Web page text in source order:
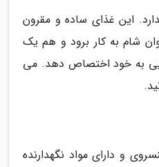
این غذای ساده و مقرون
شام به کار برود و هم یک
به خود اختصاص دهد. می
و دارای مواد نگهدارنده